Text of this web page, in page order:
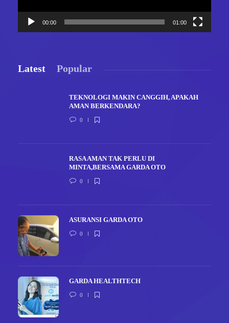
00:00 01:00
Latest Popular
TEKNOLOGI MAKIN CANGGIH, APAKAH
AMAN BERKENDARA?
0
RASA AMAN TAK PERLU DI
MINTA,BERSAMA GARDA OTO
0
ASURANSI GARDA OTO
0
GARDA HEALTHTECH
0